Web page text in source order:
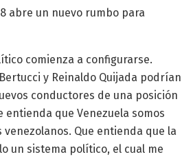
abre un nuevo rumbo para
comienza a configurarse.
y Reinaldo Quijada podrían
conductores de una posición
entienda que Venezuela somos
venezolanos. Que entienda que la
un sistema político, el cual me